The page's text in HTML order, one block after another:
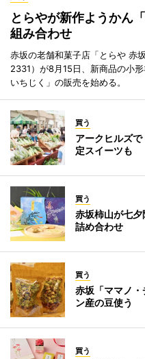
とらやが新作ようかん
組み合わせ
赤坂の老舗和菓子店「とらや 赤
2331）が8月15日、新商品の小
いちじく」の販売を始める。
買う
アークヒルズ
定スイーツも
買う
赤坂柿山が七
詰め合わせ
買う
赤坂「ママノ
ン産の豆使う
買う